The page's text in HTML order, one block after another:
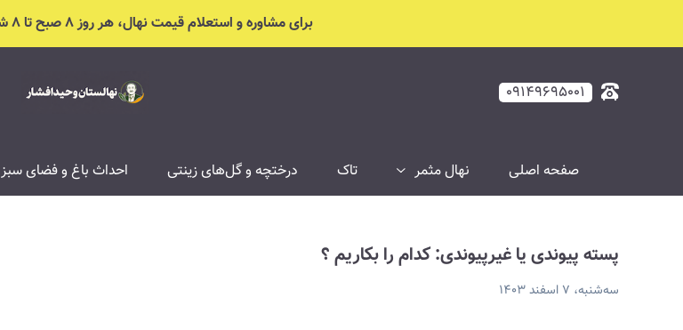
برای مشاوره و استعلام قیمت نهال، هر روز ۸ صبح تا ۸ شب پاسخگوی شما هستیم
۰۹۱۴۹۶۹۵۰۰۱
صفحه اصلی نهال مثمر تاک درختچه و گل‌های زینتی احداث باغ و فضای سبز
پسته پیوندی یا غیرپیوندی: کدام را بکاریم ؟
سه‌شنبه، ۷ اسفند ۱۴۰۳